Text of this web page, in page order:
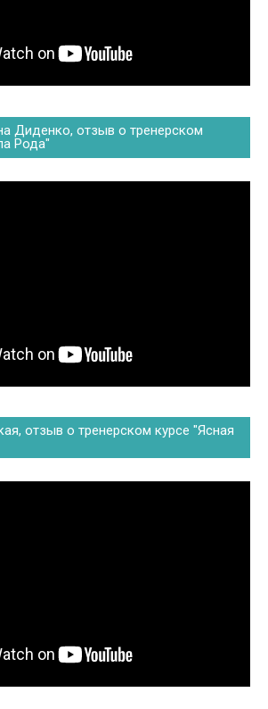
Диденко, отзыв о тренерском
Рода"
отзыв о тренерском курсе "Ясная